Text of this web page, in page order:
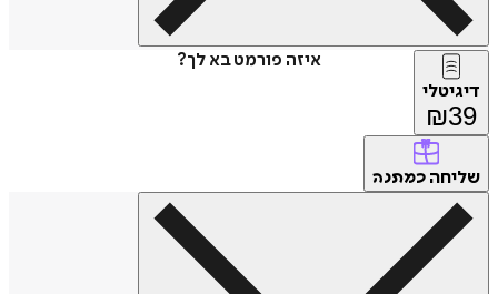
איזה פורמט בא לך?
דיגיטלי
₪39
שליחה כמתנה